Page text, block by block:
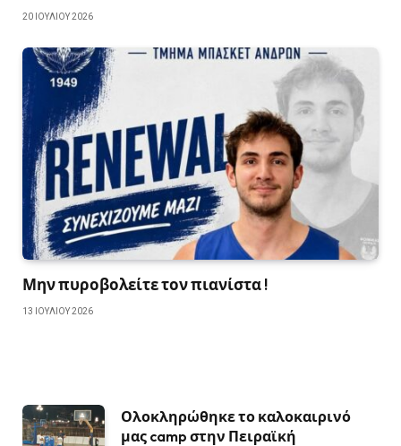
20 ΙΟΥΛΊΟΥ 2026
Μην πυροβολείτε τον πιανίστα !
13 ΙΟΥΛΊΟΥ 2026
Ολοκληρώθηκε το καλοκαιρινό
μας camp στην Πειραϊκή